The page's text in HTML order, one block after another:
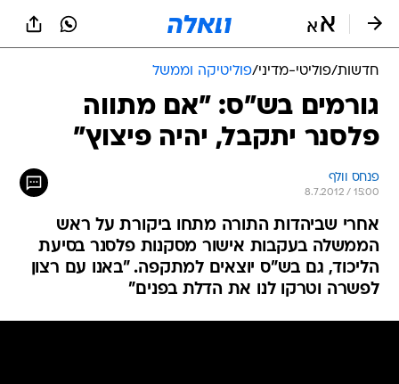
חדשות/פוליטי-מדיני/פוליטיקה וממשל
גורמים בש"ס: "אם מתווה
פלסנר יתקבל, יהיה פיצוץ"
פנחס וולף
8.7.2012 / 15:00
אחרי שביהדות התורה מתחו ביקורת על ראש
הממשלה בעקבות אישור מסקנות פלסנר בסיעת
הליכוד, גם בש"ס יוצאים למתקפה. "באנו עם רצון
לפשרה וטרקו לנו את הדלת בפנים"